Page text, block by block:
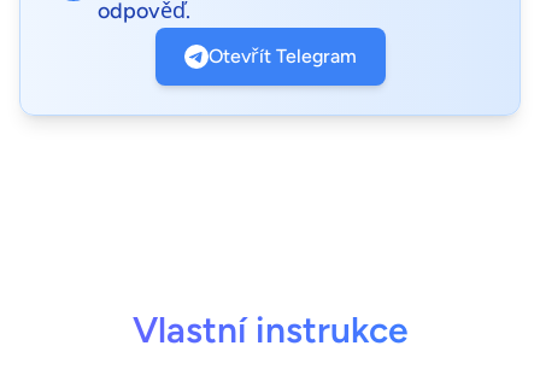
odpověď.
Otevřít Telegram
Vlastní instrukce